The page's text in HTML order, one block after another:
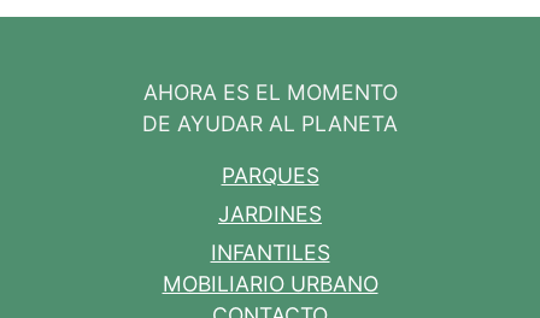
AHORA ES EL MOMENTO
DE AYUDAR AL PLANETA
PARQUES
JARDINES
INFANTILES
MOBILIARIO URBANO